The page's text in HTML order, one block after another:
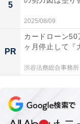
――今回のランキ
1位のシャキシ
のレタスとハ
プルなサンド
品ということ
211kcalと実は
いうことで女性
5
2025/08/09
PR
カードローン
ヶ月停止して『
渋谷法務総合事務所